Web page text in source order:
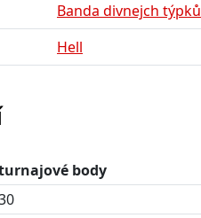
Banda divnejch týpků
Hell
body